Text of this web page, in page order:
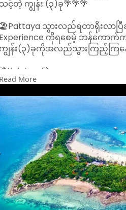
င့်တဲ့ ကျွန်း (၃)ခု🌴🌴🌴
သွားလည်ရတာရိုးလာ
ကိုရစေမဲ့ ဘန်ကော
ျွန်း(၃)ခုကိုအလည်သွားကြည့်ကြနေ
Larn🌴
နားကကျွန်း၁ကျွန်းဖြစ်တဲ့
တွေကြားထဲမှာတော့
ယ်။လာရောက်လည်ပတ်ကြသူမျ
ေကနေ ကြည်လင်တဲ့ပင်လယ်ရေနဲ့ပြ
လှကိုခံစားကြည့်မြင်နိုင်မှာဖြစ်ပါ
Buddha
ရာကောင်းတဲ့နေရာများလည်းရှိပါသေ
ယက်လှေလှော်ခြင်း၊Snorkeling လုပ်
ည်း Koh Larn ကျွန်းမှာလုပ်လို့ရနို
More